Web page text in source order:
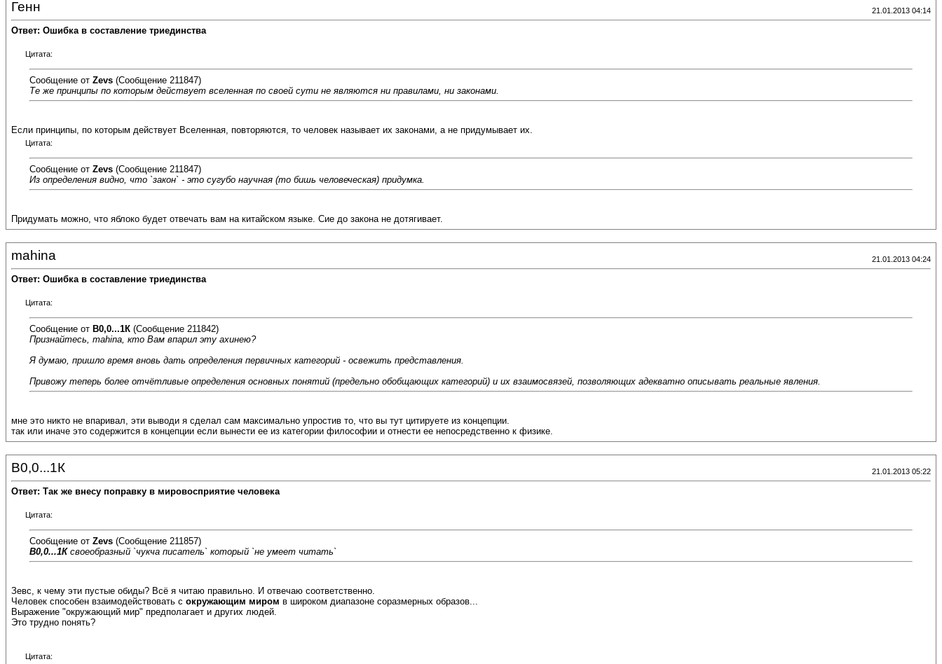
Генн 21.01.2013 04:14
Ответ: Ошибка в составление триединства
Цитата:
Сообщение от Zevs (Сообщение 211847)
Те же принципы по которым действует вселенная по своей сути не являются ни правилами, ни законами.
Если принципы, по которым действует Вселенная, повторяются, то человек называет их законами, а не придумывает их.
Цитата:
Сообщение от Zevs (Сообщение 211847)
Из определения видно, что `закон` - это сугубо научная (то бишь человеческая) придумка.
Придумать можно, что яблоко будет отвечать вам на китайском языке. Сие до закона не дотягивает.
mahina 21.01.2013 04:24
Ответ: Ошибка в составление триединства
Цитата:
Сообщение от В0,0...1К (Сообщение 211842)
Признайтесь, mahina, кто Вам впарил эту ахинею?
Я думаю, пришло время вновь дать определения первичных категорий - освежить представления.
Привожу теперь более отчётливые определения основных понятий (предельно обобщающих категорий) и их взаимосвязей, позволяющих адекватно описывать реальные явления.
мне это никто не впаривал, эти выводи я сделал сам максимально упростив то, что вы тут цитируете из концепции.
так или иначе это содержится в концепции если вынести ее из категории философии и отнести ее непосредственно к физике.
В0,0...1К 21.01.2013 05:22
Ответ: Так же внесу поправку в мировосприятие человека
Цитата:
Сообщение от Zevs (Сообщение 211857)
В0,0...1Ксвоеобразный `чукча писатель` который `не умеет читать`
Зевс, к чему эти пустые обиды? Всё я читаю правильно. И отвечаю соответственно.
Человек способен взаимодействовать с окружающим миром в широком диапазоне соразмерных образов...
Выражение "окружающий мир" предполагает и других людей.
Это трудно понять?
Цитата: